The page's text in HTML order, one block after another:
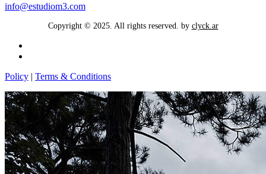
info@estudiom3.com
Copyright © 2025. All rights reserved. by clyck.ar
Policy | Terms & Conditions